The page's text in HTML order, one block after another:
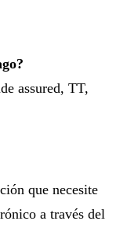
assured, TT,
que necesite
a través del